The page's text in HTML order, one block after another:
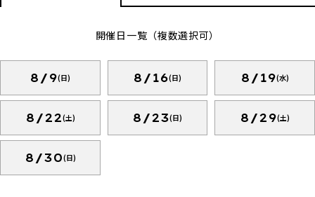
開催日一覧（複数選択可）
8/9(日) 8/16(日) 8/19(水)
8/22(土) 8/23(日) 8/29(土)
8/30(日)